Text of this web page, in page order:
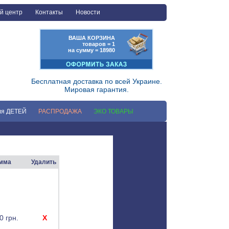
центр Контакты Новости
ВАША КОРЗИНА
товаров = 1
на сумму = 18980
Бесплатная доставка по всей Украине.
Мировая гарантия.
ДЕТЕЙ РАСПРОДАЖА ЭКО ТОВАРЫ
Удалить
грн. X